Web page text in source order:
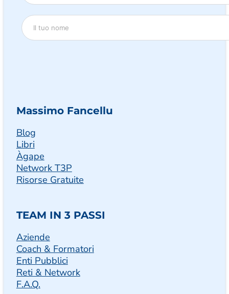
Massimo Fancellu
Blog
Libri
Àgape
Network T3P
Risorse Gratuite
TEAM IN 3 PASSI
Aziende
Coach & Formatori
Enti Pubblici
Reti & Network
F.A.Q.